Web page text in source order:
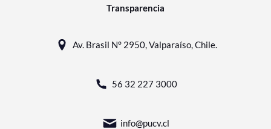
Transparencia
Av. Brasil N° 2950, Valparaíso, Chile.
56 32 227 3000
info@pucv.cl